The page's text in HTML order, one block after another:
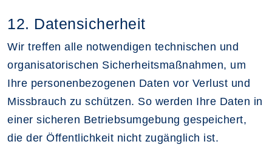
12. Datensicherheit
Wir treffen alle notwendigen technischen und
organisatorischen Sicherheitsmaßnahmen, um
Ihre personenbezogenen Daten vor Verlust und
Missbrauch zu schützen. So werden Ihre Daten in
einer sicheren Betriebsumgebung gespeichert,
die der Öffentlichkeit nicht zugänglich ist.